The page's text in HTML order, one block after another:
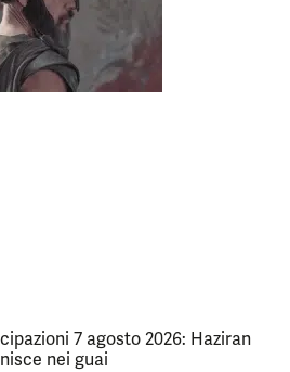
7 agosto 2026: Haziran
nei guai